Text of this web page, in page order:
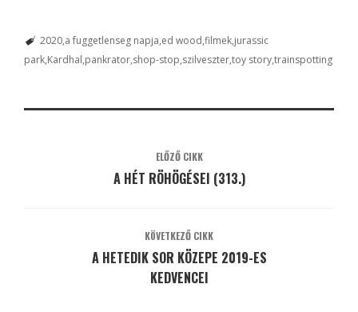
2020 a fuggetlenseg napja ed wood filmek jurassic
park Kardhal pankrator shop-stop szilvesztertoy storytrainspotting
ELŐZŐ CIKK
A HÉT RÖHÖGÉSEI (313.)
KÖVETKEZŐ CIKK
A HETEDIK SOR KÖZEPE 2019-ES
KEDVENCEI